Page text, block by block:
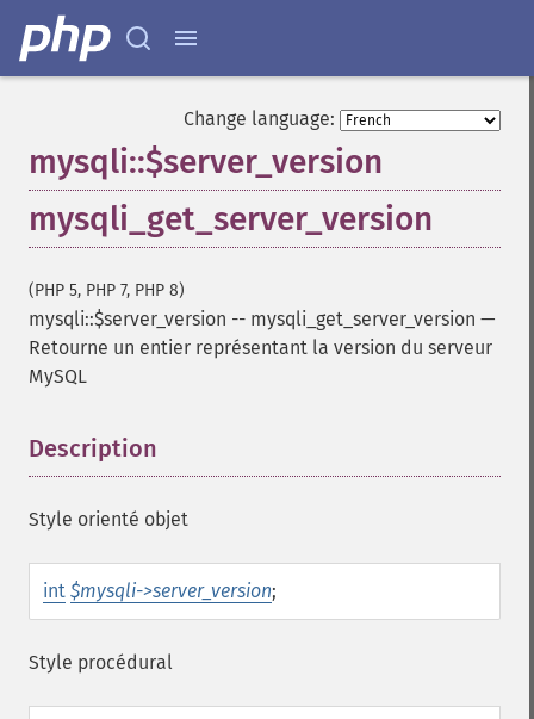
Change language:
mysqli::$server_version
mysqli_get_server_version
(PHP 5, PHP 7, PHP 8)
mysqli::$server_version -- mysqli_get_server_version —
Retourne un entier représentant la version du serveur
MySQL
Description
Style orienté objet
int $mysqli->server_version;
Style procédural